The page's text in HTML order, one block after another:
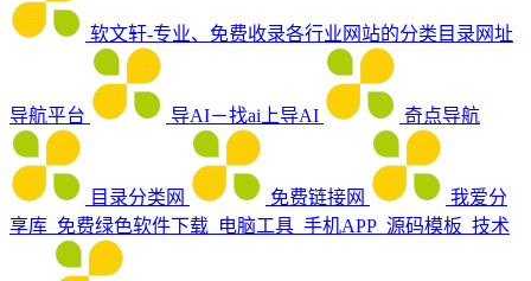
软文轩-专业、免费收录各行业网站的分类目录网址
导航平台 导AI－找ai上导AI 奇点导航
目录分类网 免费链接网
我爱分
享库_免费绿色软件下载_电脑工具_手机APP_源码模板_技术